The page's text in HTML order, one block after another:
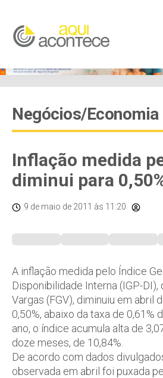
Negócios/Economia
Inflação medida
diminui para
9 de maio de 2011 às 11:20
A inflação medida pelo Índice
Disponibilidade Interna (IGP-DI),
Vargas (FGV), diminuiu em abril
0,50%, abaixo da taxa de 0,61%
ano, o índice acumula alta de
doze meses, de 10,84%.
De acordo com dados
observada em abril foi puxada